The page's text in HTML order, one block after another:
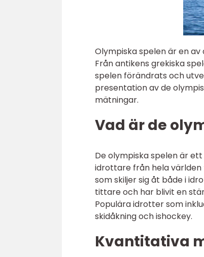
Olympiska spelen är en
Från antikens grekiska
spelen förändrats och
presentation av de
mätningar.
Vad är de
De olympiska spelen är
idrottare från hela
som skiljer sig åt både i
tittare och har blivit en
Populära idrotter som
skidåkning och ishockey.
Kvantitativa